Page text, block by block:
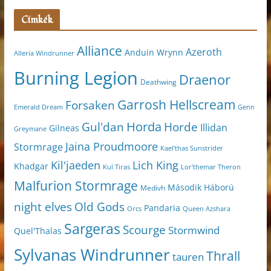
Címkék
Alleria Windrunner Alliance Anduin Wrynn Azeroth
Burning Legion Deathwing Draenor
Emerald Dream Forsaken Garrosh Hellscream Genn
Greymane Gilneas Gul'dan Horda Horde Illidan
Stormrage Jaina Proudmoore Kael'thas Sunstrider
Khadgar Kil'jaeden Kul Tiras Lich King Lor'themar Theron
Malfurion Stormrage Medivh Második Háború
night elves Old Gods Orcs Pandaria Queen Azshara
Quel'Thalas Sargeras Scourge Stormwind
Sylvanas Windrunnertauren Thrall